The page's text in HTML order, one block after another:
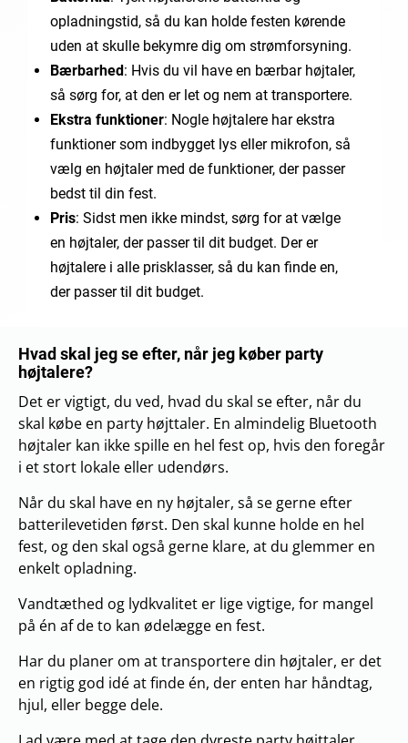
opladningstid, så du kan holde festen kørende
uden at skulle bekymre dig om strømforsyning.
Bærbarhed : Hvis du vil have en bærbar højtaler,
så sørg for, at den er let og nem at transportere.
Ekstra funktioner: Nogle højtalere har ekstra
funktioner som indbygget lys eller mikrofon, så
vælg en højtaler med de funktioner, der passer
bedst til din fest.
Pris: Sidst men ikke mindst, sørg for at vælge
en højtaler, der passer til dit budget. Der er
højtalere i alle prisklasser, så du kan finde en,
der passer til dit budget.
Hvad skal jeg se efter, når jeg køber party
højtalere?
Det er vigtigt, du ved, hvad du skal se efter, når du
skal købe en party højttaler. En almindelig Bluetooth
højtaler kan ikke spille en hel fest op, hvis den foregår
i et stort lokale eller udendørs.
Når du skal have en ny højtaler, så se gerne efter
batterilevetiden først. Den skal kunne holde en hel
fest, og den skal også gerne klare, at du glemmer en
enkelt opladning.
Vandtæthed og lydkvalitet er lige vigtige, for mangel
på én af de to kan ødelægge en fest.
Har du planer om at transportere din højtaler, er det
en rigtig god idé at finde én, der enten har håndtag,
hjul, eller begge dele.